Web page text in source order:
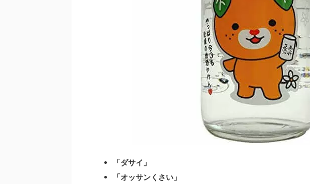
「ダサイ」
「オッサンくさい」